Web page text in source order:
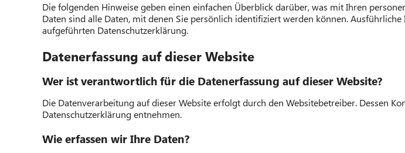
Die folgenden Hinweise geben einen einfachen Überblick darüber, was mit Ihren
Daten sind alle Daten, mit denen Sie persönlich identifiziert werden können.
aufgeführten Datenschutzerklärung.
Datenerfassung auf dieser Website
Wer ist verantwortlich für die Datenerfassung auf dieser Website?
Die Datenverarbeitung auf dieser Website erfolgt durch den Websitebetreiber. Dessen
Datenschutzerklärung entnehmen.
Wie erfassen wir Ihre Daten?